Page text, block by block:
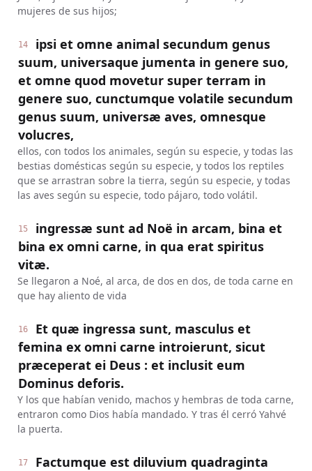
mujeres de sus hijos;
14
ipsi et omne animal secundum genus
suum, universaque jumenta in genere suo,
et omne quod movetur super terram in
genere suo, cunctumque volatile secundum
genus suum, universæ aves, omnesque
volucres,
ellos, con todos los animales, según su especie, y todas las
bestias domésticas según su especie, y todos los reptiles
que se arrastran sobre la tierra, según su especie, y todas
las aves según su especie, todo pájaro, todo volátil.
15
ingressæ sunt ad Noë in arcam, bina et
bina ex omni carne, in qua erat spiritus
vitæ.
Se llegaron a Noé, al arca, de dos en dos, de toda carne en
que hay aliento de vida
16
Et quæ ingressa sunt, masculus et
femina ex omni carne introierunt, sicut
præceperat ei Deus : et inclusit eum
Dominus deforis.
Y los que habían venido, machos y hembras de toda carne,
entraron como Dios había mandado. Y tras él cerró Yahvé
la puerta.
17
Factumque est diluvium quadraginta